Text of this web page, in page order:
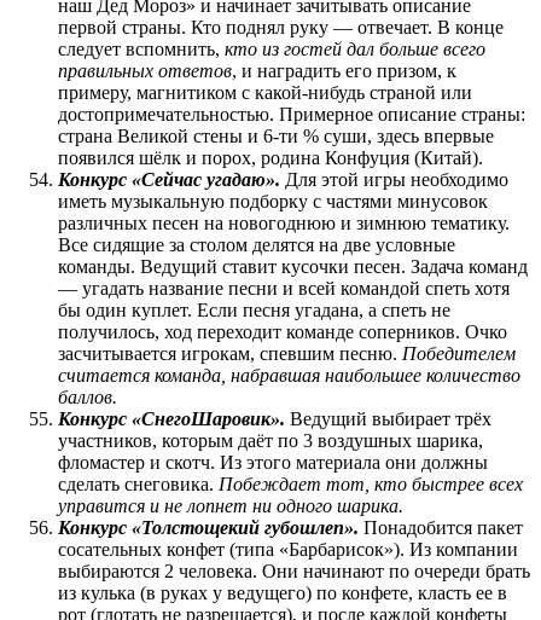
наш Дед Мороз» и начинает зачитывать описание
первой страны. Кто поднял руку — отвечает. В конце
следует вспомнить, кто из гостей дал больше всего
правильных ответов, и наградить его призом, к
примеру, магнитиком с какой-нибудь страной или
достопримечательностью. Примерное описание страны:
страна Великой стены и 6-ти % суши, здесь впервые
появился шёлк и порох, родина Конфуция (Китай).
Конкурс «Сейчас угадаю». Для этой игры необходимо
иметь музыкальную подборку с частями минусовок
различных песен на новогоднюю и зимнюю тематику.
Все сидящие за столом делятся на две условные
команды. Ведущий ставит кусочки песен. Задача команд
— угадать название песни и всей командой спеть хотя
бы один куплет. Если песня угадана, а спеть не
получилось, ход переходит команде соперников. Очко
засчитывается игрокам, спевшим песню. Победителем
считается команда, набравшая наибольшее количество
баллов.
Конкурс «СнегоШаровик». Ведущий выбирает трёх
участников, которым даёт по 3 воздушных шарика,
фломастер и скотч. Из этого материала они должны
сделать снеговика. Побеждает тот, кто быстрее всех
управится и не лопнет ни одного шарика.
Конкурс «Толстощекий губошлеп». Понадобится пакет
сосательных конфет (типа «Барбарисок»). Из компании
выбираются 2 человека. Они начинают по очереди брать
из кулька (в руках у ведущего) по конфете, класть ее в
рот (глотать не разрешается), и после каждой конфеты